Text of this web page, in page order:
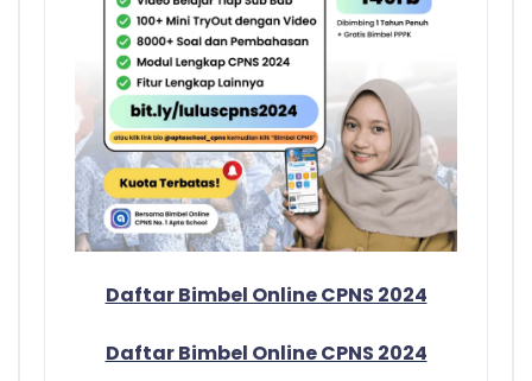
Daftar Bimbel Online CPNS 2024
Daftar Bimbel Online CPNS 2024